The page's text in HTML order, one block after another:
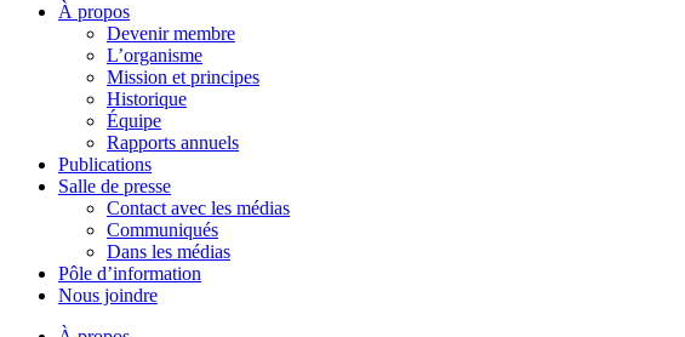
À propos
Devenir membre
L’organisme
Mission et principes
Historique
Équipe
Rapports annuels
Publications
Salle de presse
Contact avec les médias
Communiqués
Dans les médias
Pôle d’information
Nous joindre